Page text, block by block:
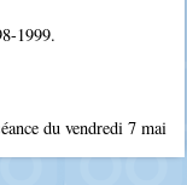
1999.
du vendredi 7 mai